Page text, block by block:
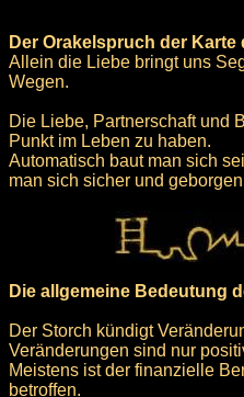
Der Orakelspruch der Karte
Allein die Liebe bringt uns
Wegen.
Die Liebe, Partnerschaft und
Punkt im Leben zu haben.
Automatisch baut man sich
man sich sicher und
Die allgemeine Bedeutung
Der Storch kündigt
Veränderungen sind nur
Meistens ist der finanzielle
betroffen.